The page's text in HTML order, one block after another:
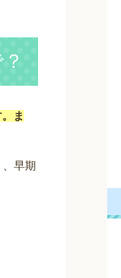
ま
早期